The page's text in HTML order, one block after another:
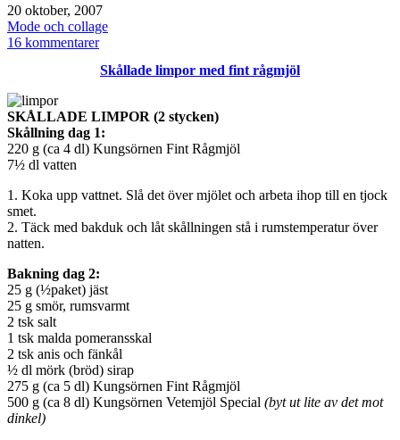
Publicerat
den
20 oktober, 2007
Kategoriserat
som
Mode och collage
16 kommentarertill
Skållade limpor med fint rågmjöl
SKÅLLADE LIMPOR (2 stycken)
Skållning dag 1:
220 g (ca 4 dl) Kungsörnen Fint Rågmjöl
7½ dl vatten
1. Koka upp vattnet. Slå det över mjölet och arbeta ihop till en tjock
smet.
2. Täck med bakduk och låt skållningen stå i rumstemperatur över
natten.
Bakning dag 2:
25 g (½paket) jäst
25 g smör, rumsvarmt
2 tsk salt
1 tsk malda pomeransskal
2 tsk anis och fänkål
½ dl mörk (bröd) sirap
275 g (ca 5 dl) Kungsörnen Fint Rågmjöl
500 g (ca 8 dl) Kungsörnen Vetemjöl Special (byt ut lite av det mot
dinkel)